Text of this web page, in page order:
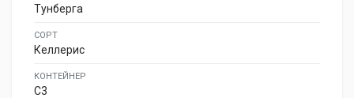
Тунберга
СОРТ
Келлерис
КОНТЕЙНЕР
C3